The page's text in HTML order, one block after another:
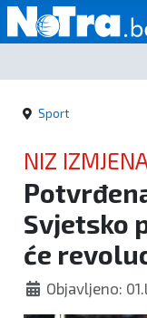
Početna
Vijesti
Sport
Kultura
Crna
kronika
Sport
NIZ
Svjetsko
će
Objavljeno: